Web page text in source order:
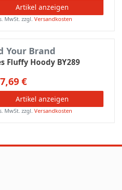
Artikel anzeigen
MwSt. zzgl.Versandkosten
Your Brand
Fluffy Hoody BY289
€
Artikel anzeigen
MwSt. zzgl.Versandkosten